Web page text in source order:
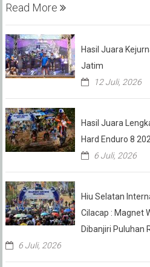
Read More
Hasil Juara
Jatim
12 Juli, 2026
Hasil Juara
Hard Enduro 8
6 Juli, 2026
Hiu Selatan
Cilacap : Magnet
Dibanjiri Puluhan
6 Juli, 2026